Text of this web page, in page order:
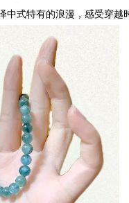
中式特有的浪漫，感受穿越